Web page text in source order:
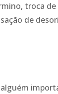
troca de
de